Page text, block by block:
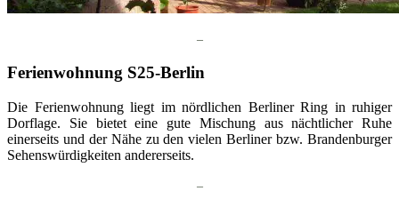
–
Ferienwohnung S25-Berlin
Die Ferienwohnung liegt im nördlichen Berliner Ring in ruhiger
Dorflage. Sie bietet eine gute Mischung aus nächtlicher Ruhe
einerseits und der Nähe zu den vielen Berliner bzw. Brandenburger
Sehenswürdigkeiten andererseits.
–